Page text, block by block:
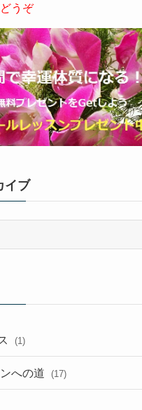
うぞ
イブ
(1)
への道 (17)